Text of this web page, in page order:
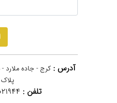
آدرس : کرج - جاده ملارد
پلاک 10 - طبقه همکف
تلفن :